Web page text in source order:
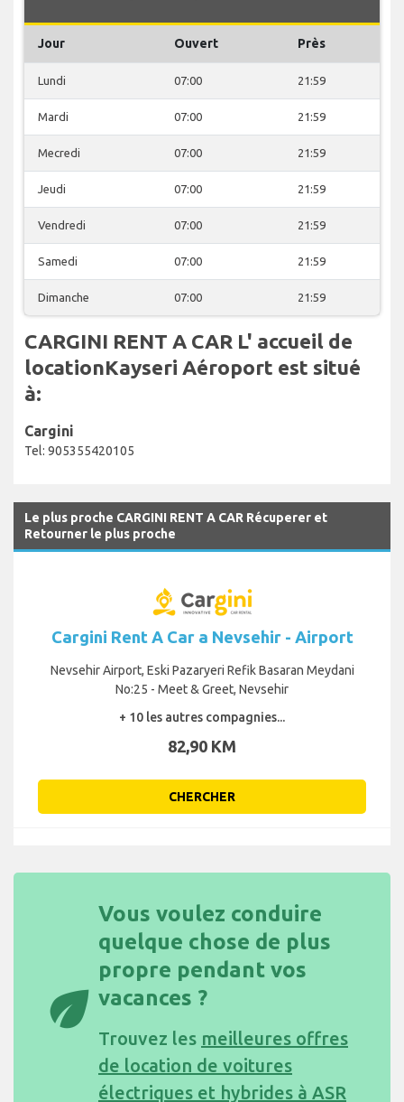
Jour Ouvert Près
Lundi 07:00 21:59
Mardi 07:00 21:59
Mecredi 07:00 21:59
Jeudi 07:00 21:59
Vendredi 07:00 21:59
Samedi 07:00 21:59
Dimanche 07:00 21:59
CARGINI RENT A CAR L' accueil de
locationKayseri Aéroport est situé
à:
Cargini
Tel: 905355420105
Le plus proche CARGINI RENT A CAR Récuperer et
Retourner le plus proche
Cargini Rent A Car a Nevsehir - Airport
Nevsehir Airport, Eski Pazaryeri Refik Basaran Meydani
No:25 - Meet & Greet, Nevsehir
+ 10 les autres compagnies...
82,90 KM
CHERCHER
eco
Vous voulez conduire
quelque chose de plus
propre pendant vos
vacances ?
Trouvez les meilleures offres
de location de voitures
électriques et hybrides à ASR